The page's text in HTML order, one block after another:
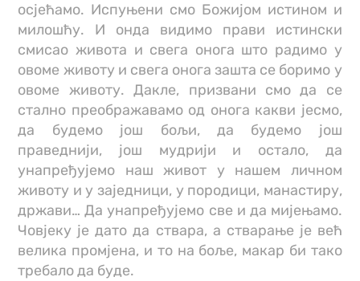
осјећамо. Испуњени смо Божијом истином и
милошћу. И онда видимо прави истински
смисао живота и свега онога што радимо у
овоме животу и свега онога зашта се боримо у
овоме животу. Дакле, призвани смо да се
стално преображавамо од онога какви јесмо,
да будемо још бољи, да будемо још
праведнији, још мудрији и остало, да
унапређујемо наш живот у нашем личном
животу и у заједници, у породици, манастиру,
држави… Да унапређујемо све и да мијењамо.
Човјеку је дато да ствара, а стварање је већ
велика промјена, и то на боље, макар би тако
требало да буде.